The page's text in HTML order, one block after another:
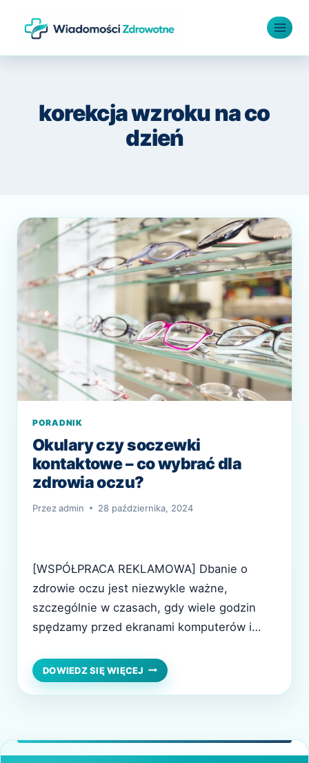
korekcja wzroku na co
dzień
PORADNIK
Okulary czy soczewki
kontaktowe – co wybrać dla
zdrowia oczu?
Przezadmin 28 października, 2024
[WSPÓŁPRACA REKLAMOWA] Dbanie o
zdrowie oczu jest niezwykle ważne,
szczególnie w czasach, gdy wiele godzin
spędzamy przed ekranami komputerów i
podstawowym dylematem pozostaje wybór:
okulary czy soczewki kontaktowe? Oba
stylu życia, wygody i indywidualnych
DOWIEDZ SIĘ WIĘCEJ OKULARY
CZY
SOCZEWKI